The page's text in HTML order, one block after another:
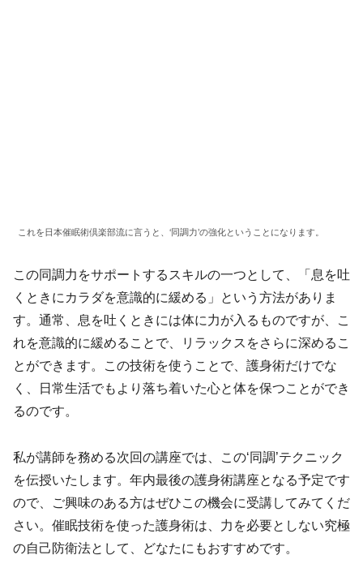
これを日本催眠術倶楽部流に言うと、‘同調力’の強化ということになります。
この同調力をサポートするスキルの一つとして、「息を吐
くときにカラダを意識的に緩める」という方法がありま
す。通常、息を吐くときには体に力が入るものですが、こ
れを意識的に緩めることで、リラックスをさらに深めるこ
とができます。この技術を使うことで、護身術だけでな
く、日常生活でもより落ち着いた心と体を保つことができ
るのです。
私が講師を務める次回の講座では、この‘同調’テクニック
を伝授いたします。年内最後の護身術講座となる予定です
ので、ご興味のある方はぜひこの機会に受講してみてくだ
さい。催眠技術を使った護身術は、力を必要としない究極
の自己防衛法として、どなたにもおすすめです。